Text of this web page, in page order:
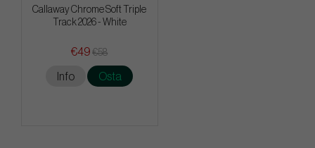
Callaway Chrome Soft Triple
Track 2026 - White
€49 €58
Info Osta